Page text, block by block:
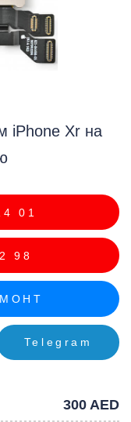
iPhone Xr на
01
98
Telegram
300 AED